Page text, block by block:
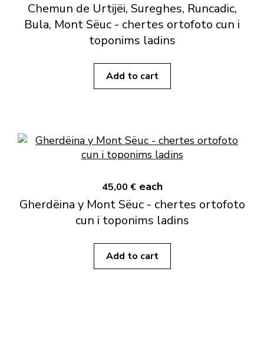
Chemun de Urtijëi, Sureghes, Runcadic,
Bula, Mont Sëuc - chertes ortofoto cun i
toponims ladins
Add to cart
45,00 € each
Gherdëina y Mont Sëuc - chertes ortofoto
cun i toponims ladins
Add to cart